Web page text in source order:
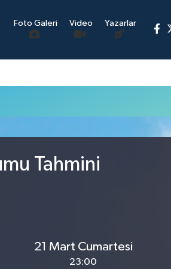
Foto Galeri Video Yazarlar
Tahmini
21 Mart Cumartesi
23:00